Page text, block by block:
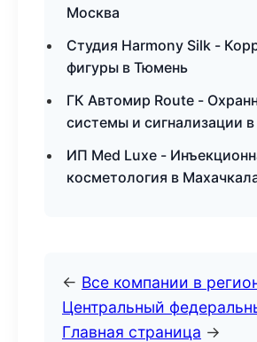
Москва
Студия Harmony Silk -
фигуры в Тюмень
ГК Автомир Route -
системы и сигнализации
ИП Med Luxe -
косметология в
← Все компании в
Центральный
Главная страница →